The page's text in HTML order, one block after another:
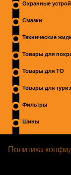
Охранные
Смазки
Технические
Товары для
Товары для ТО
Товары для
Фильтры
Шины
Политика